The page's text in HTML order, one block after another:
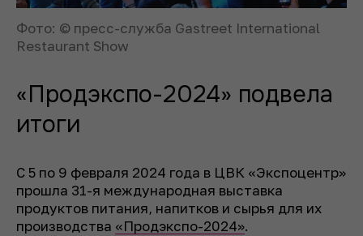
Фото: © пресс-служба Gastreet International
Restaurant Show
«Продэкспо-2024» подвела
итоги
С 5 по 9 февраля 2024 года в ЦВК «Экспоцентр»
прошла 31-я международная выставка
продуктов питания, напитков и сырья для их
производства «Продэкспо-2024».